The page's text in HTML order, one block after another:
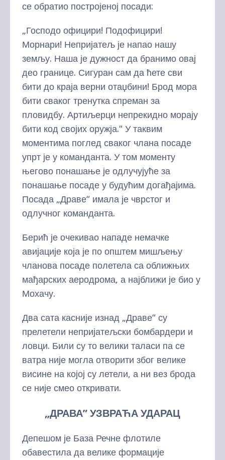
се обратио постројеној посади:
„Господо официри! Подофицири!
Морнари! Непријатељ је напао нашу
земљу. Наша је дужност да бранимо овај
део границе. Сигуран сам да ћете сви
бити до краја верни отаџбини! Брод мора
бити сваког тренутка спреман за
пловидбу. Артиљерци непрекидно морају
бити код својих оружја.“ У таквим
моментима поглед сваког члана посаде
упрт је у команданта. У том моменту
његово понашање је одлучујуће за
понашање посаде у будућим догађајима.
Посада „Драве“ имала је чврстог и
одлучног команданта.
Берић је очекивао нападе немачке
авијације која је по општем мишљењу
чланова посаде полетела са оближњих
мађарских аеродрома, а најближи је био у
Мохачу.
Два сата касније изнад „Драве“ су
прелетели непријатељски бомбардери и
ловци. Били су то велики таласи па се
ватра није могла отворити због велике
висине на којој су летели, а ни вез брода
се није смео откривати.
„ДРАВА” УЗВРАЋА УДАРАЦ
Депешом је База Речне флотиле
обавестила да велике формације